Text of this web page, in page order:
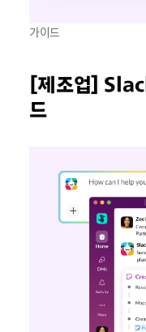
가이드
[제조업]
드